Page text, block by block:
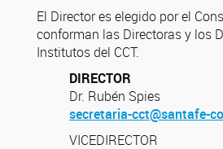
El Director es elegido por el
conforman las Directoras y los
Institutos del CCT.
DIRECTOR
Dr. Rubén Spies
secretaria-cct@santafe-
VICEDIRECTOR